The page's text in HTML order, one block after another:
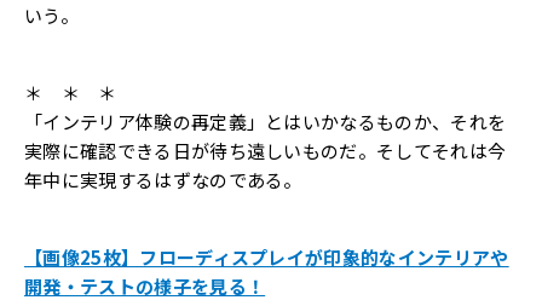
いう。
＊ ＊ ＊
「インテリア体験の再定義」とはいかなるものか、それを
実際に確認できる日が待ち遠しいものだ。そしてそれは今
年中に実現するはずなのである。
【画像25枚】フローディスプレイが印象的なインテリアや
開発・テストの様子を見る！